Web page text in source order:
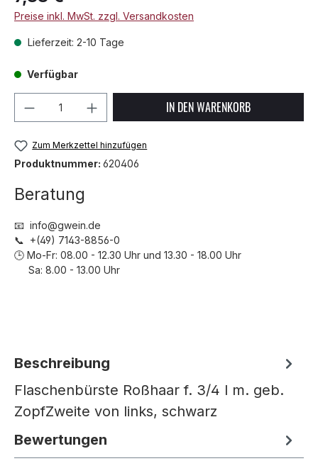
Preise inkl. MwSt. zzgl. Versandkosten
Lieferzeit: 2-10 Tage
Verfügbar
Produkt Anzahl: Gib denIN DEN WARENKORB
Zum Merkzettel hinzufügen
Produktnummer: 620406
Beratung
📧 info@gwein.de
📞 +(49) 7143-8856-0
🕒 Mo-Fr: 08.00 - 12.30 Uhr und 13.30 - 18.00 Uhr
Sa: 8.00 - 13.00 Uhr
Beschreibung
Flaschenbürste Roßhaar f. 3/4 l m. geb.
ZopfZweite von links, schwarz
Bewertungen